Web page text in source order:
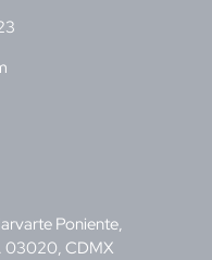
Poniente,
03020, CDMX